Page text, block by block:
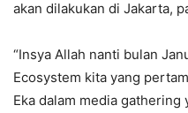
akan dilakukan di Jakarta,
“Insya Allah nanti bulan
Ecosystem kita yang
Eka dalam media